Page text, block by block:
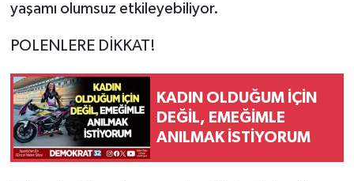
yaşamı olumsuz etkileyebiliyor.
POLENLERE DİKKAT!
KADIN OLDUĞUM İÇİN
DEĞİL, EMEĞİMLE
ANILMAK İSTİYORUM